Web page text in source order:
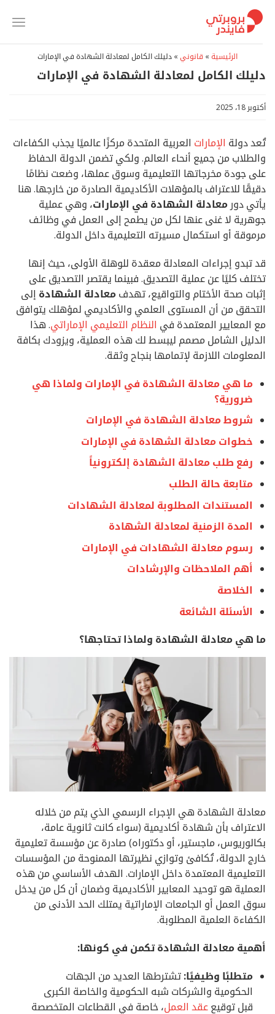
الرئيسية»قانوني»دليلك الكامل لمعادلة الشهادة في الإمارات
دليلك الكامل لمعادلة الشهادة في الإمارات
أكتوبر 18، 2025
تُعد دولةالإماراتالعربية المتحدة مركزًا عالميًا يجذب الكفاءات
والطلاب من جميع أنحاء العالم. ولكي تضمن الدولة الحفاظ
على جودة مخرجاتها التعليمية وسوق عملها، وضعت نظامًا
دقيقًا للاعتراف بالمؤهلات الأكاديمية الصادرة من خارجها. هنا
يأتي دور معادلة الشهادة في الإمارات، وهي عملية
جوهرية لا غنى عنها لكل من يطمح إلى العمل في وظائف
مرموقة أو استكمال مسيرته التعليمية داخل الدولة.
قد تبدو إجراءات المعادلة معقدة للوهلة الأولى، حيث إنها
تختلف كليًا عن عملية التصديق. فبينما يقتصر التصديق على
إثبات صحة الأختام والتواقيع، تهدفمعادلة الشهادةإلى
التحقق من أن المستوى العلمي والأكاديمي لمؤهلك يتوافق
مع المعايير المعتمدة فيالنظام التعليمي الإماراتي. هذا
الدليل الشامل مصمم ليبسط لك هذه العملية، ويزودك بكافة
المعلومات اللازمة لإتمامها بنجاح وثقة.
ما هي معادلة الشهادة في الإمارات ولماذا هي
ضرورية؟
شروط معادلة الشهادة في الإمارات
خطوات معادلة الشهادة في الإمارات
رفع طلب معادلة الشهادة إلكترونياً
متابعة حالة الطلب
المستندات المطلوبة لمعادلة الشهادات
المدة الزمنية لمعادلة الشهادة
رسوم معادلة الشهادات في الإمارات
أهم الملاحظات والإرشادات
الخلاصة
الأسئلة الشائعة
ما هي معادلة الشهادة ولماذا تحتاجها؟
معادلة الشهادة هي الإجراء الرسمي الذي يتم من خلاله
الاعتراف بأن شهادة أكاديمية (سواء كانت ثانوية عامة،
بكالوريوس، ماجستير، أو دكتوراه) صادرة عن مؤسسة تعليمية
خارج الدولة، تُكافئ وتوازي نظيرتها الممنوحة من المؤسسات
التعليمية المعتمدة داخل الإمارات. الهدف الأساسي من هذه
العملية هو توحيد المعايير الأكاديمية وضمان أن كل من يدخل
سوق العمل أو الجامعات الإماراتية يمتلك الحد الأدنى من
الكفاءة العلمية المطلوبة.
أهمية معادلة الشهادة تكمن في كونها:
متطلبًا وظيفيًا:تشترطها العديد من الجهات
الحكومية والشركات شبه الحكومية والخاصة الكبرى
قبل توقيععقد العمل ، خاصة في القطاعات المتخصصة